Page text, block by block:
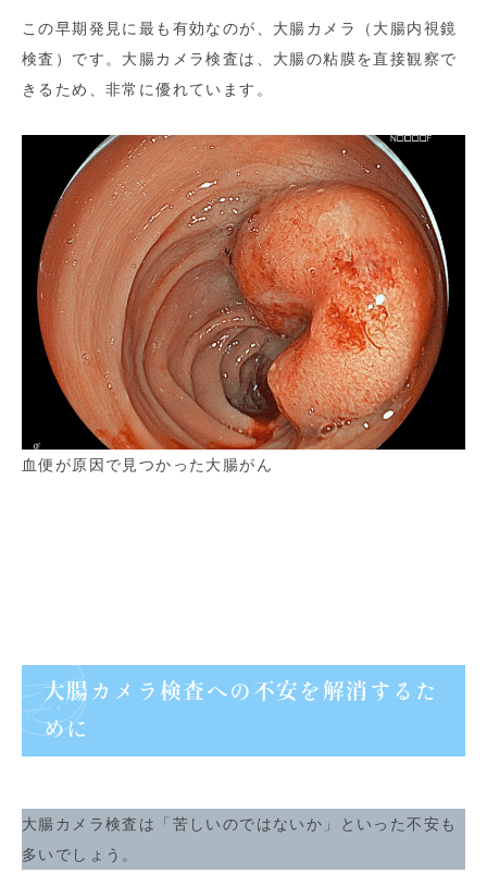
この早期発見に最も有効なのが、大腸カメラ（大腸内視鏡
検査）です。大腸カメラ検査は、大腸の粘膜を直接観察で
きるため、非常に優れています。
血便が原因で見つかった大腸がん
大腸カメラ検査への不安を解消するた
めに
大腸カメラ検査は「苦しいのではないか」といった不安も
多いでしょう。